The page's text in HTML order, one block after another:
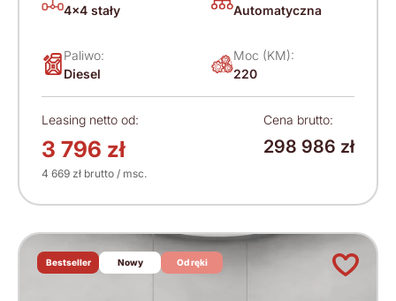
4x4 stały
Automatyczna
Paliwo:
Diesel
Moc (KM):
220
Leasing netto od:
3 796 zł
4 669 zł brutto / msc.
Cena brutto:
298 986 zł
Bestseller Nowy Od ręki